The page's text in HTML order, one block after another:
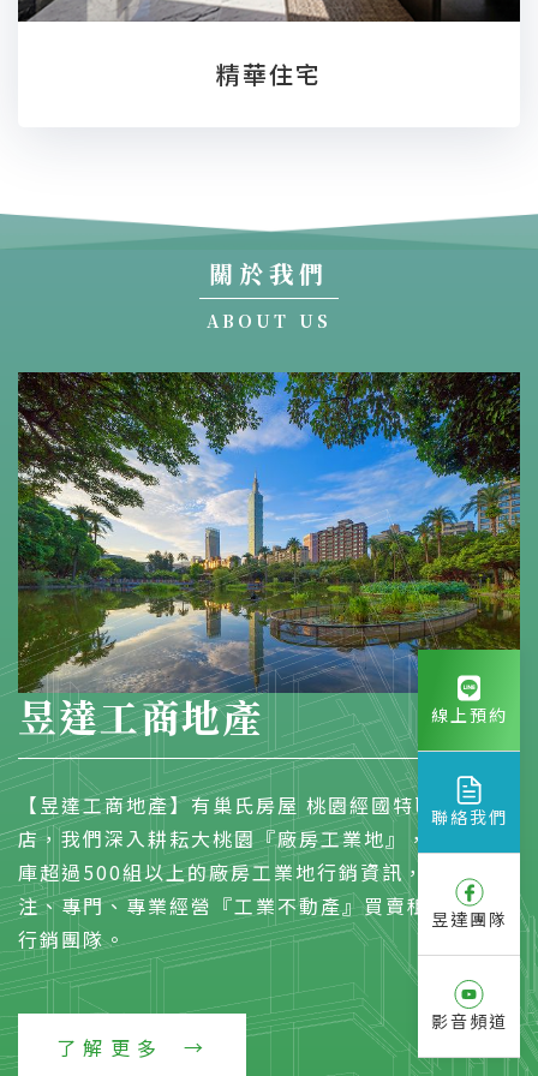
精華住宅
關於我們
ABOUT US
昱達工商地產
【昱達工商地產】有巢氏房屋 桃園經國特區加盟
店，我們深入耕耘大桃園『廠房工業地』，物件資料
庫超過500組以上的廠房工業地行銷資訊，是一個專
注、專門、專業經營『工業不動產』買賣租賃的開發
行銷團隊。
了解更多
線上預約
聯絡我們
昱達團隊
影音頻道